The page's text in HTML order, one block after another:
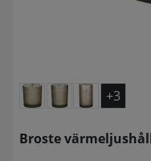
+3
Broste